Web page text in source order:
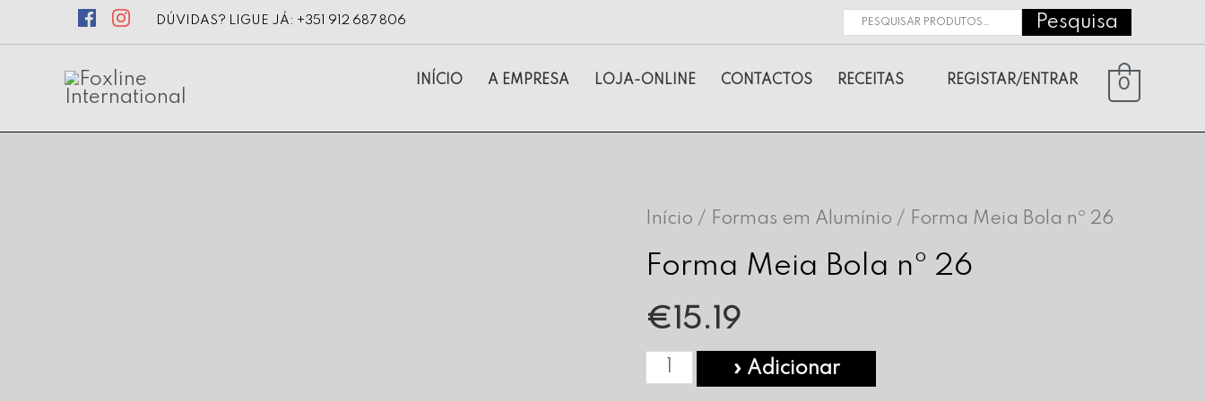
DÚVIDAS? LIGUE JÁ: +351 912 687 806
Pesquisar
Pesquisa
INÍCIO A EMPRESA LOJA-ONLINE CONTACTOS RECEITAS REGISTAR/ENTRAR 0
Início / Formas em Alumínio / Forma Meia Bola nº 26
Forma Meia Bola nº 26
€ 15.19
Quantidade» Adicionar